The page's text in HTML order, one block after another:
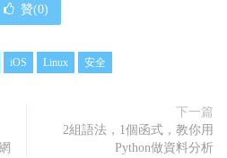
贊(0)
iOS Linux 安全
下一篇
2組語法，1個函式，教你用
Python做資料分析